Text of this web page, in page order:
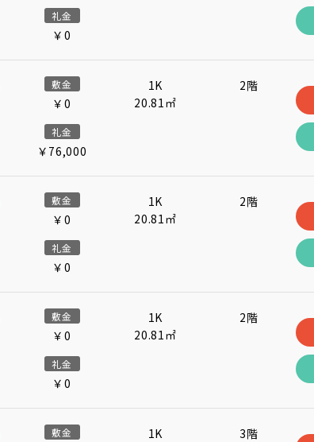
礼金
￥0
敷金
￥0
礼金
￥76,000
1K
20.81㎡
2階
敷金
￥0
礼金
￥0
1K
20.81㎡
2階
敷金
￥0
礼金
￥0
1K
20.81㎡
2階
敷金 1K
3階